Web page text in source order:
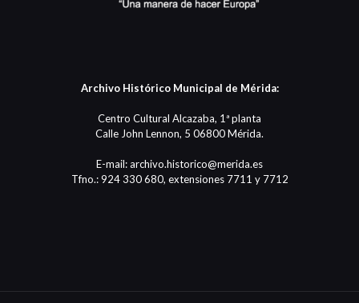
Archivo Histórico Municipal de Mérida:
Centro Cultural Alcazaba, 1ª planta
Calle John Lennon, 5 06800 Mérida.
E-mail: archivo.historico@merida.es
Tfno.: 924 330 680, extensiones 7711 y 7712